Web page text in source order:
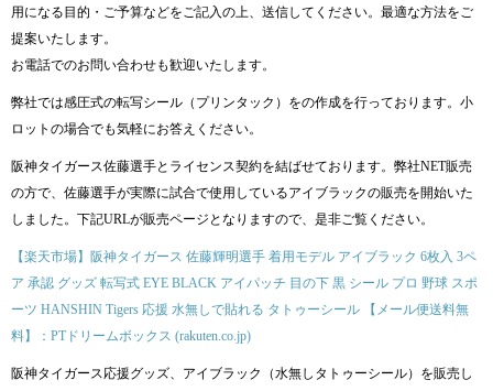
用になる目的・ご予算などをご記入の上、送信してください。最適な方法をご
提案いたします。
お電話でのお問い合わせも歓迎いたします。
弊社では感圧式の転写シール（プリンタック）をの作成を行っております。小
ロットの場合でも気軽にお答えください。
阪神タイガース佐藤選手とライセンス契約を結ばせております。弊社NET販売
の方で、佐藤選手が実際に試合で使用しているアイブラックの販売を開始いた
しました。下記URLが販売ページとなりますので、是非ご覧ください。
【楽天市場】阪神タイガース 佐藤輝明選手 着用モデル アイブラック 6枚入 3ペ
ア 承認 グッズ 転写式 EYE BLACK アイパッチ 目の下 黒 シール プロ 野球 スポ
ーツ HANSHIN Tigers 応援 水無しで貼れる タトゥーシール 【メール便送料無
料】：PTドリームボックス (rakuten.co.jp)
阪神タイガース応援グッズ、アイブラック（水無しタトゥーシール）を販売し